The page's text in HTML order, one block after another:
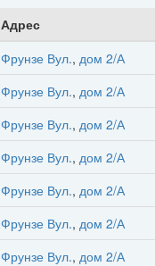
Адрес
Фрунзе Вул., дом 2/А
Фрунзе Вул., дом 2/А
Фрунзе Вул., дом 2/А
Фрунзе Вул., дом 2/А
Фрунзе Вул., дом 2/А
Фрунзе Вул., дом 2/А
Фрунзе Вул., дом 2/А